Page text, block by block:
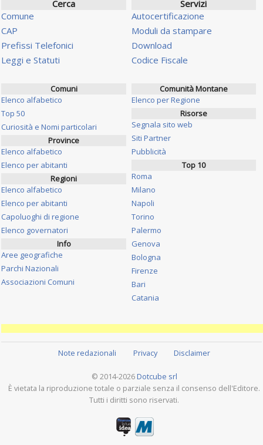
Cerca
Comune
CAP
Prefissi Telefonici
Leggi e Statuti
Servizi
Autocertificazione
Moduli da stampare
Download
Codice Fiscale
Comuni
Elenco alfabetico
Top 50
Curiosità e Nomi particolari
Province
Elenco alfabetico
Elenco per abitanti
Regioni
Elenco alfabetico
Elenco per abitanti
Capoluoghi di regione
Elenco governatori
Info
Aree geografiche
Parchi Nazionali
Associazioni Comuni
Comunità Montane
Elenco per Regione
Risorse
Segnala sito web
Siti Partner
Pubblicità
Top 10
Roma
Milano
Napoli
Torino
Palermo
Genova
Bologna
Firenze
Bari
Catania
Note redazionali Privacy Disclaimer
© 2014-2026 Dotcube srl
È vietata la riproduzione totale o parziale senza il consenso dell'Editore.
Tutti i diritti sono riservati.